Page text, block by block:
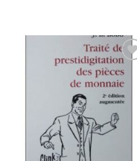
Ajouter
wishlist